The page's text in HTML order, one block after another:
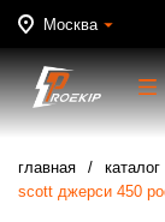
Москва
главная каталог
scott джерси 450